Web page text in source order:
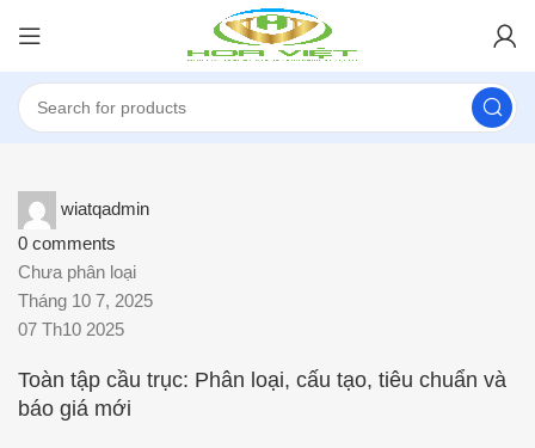
wiatqadmin
0 comments
Chưa phân loại
Tháng 10 7, 2025
07 Th10 2025
Toàn tập cầu trục: Phân loại, cấu tạo, tiêu chuẩn và
báo giá mới